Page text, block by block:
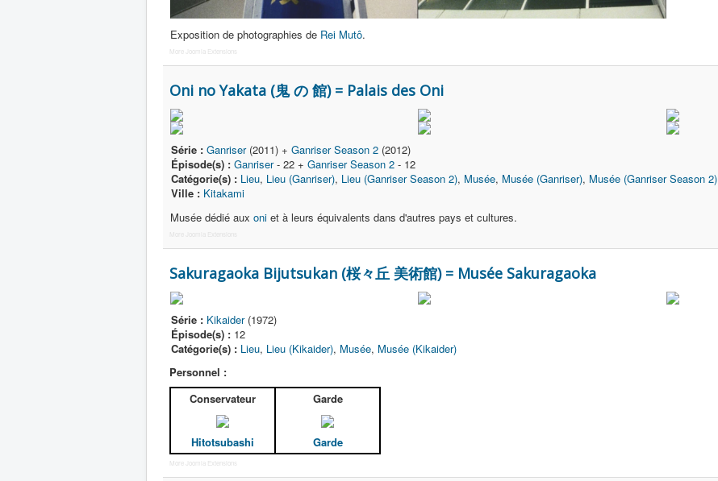
Exposition de photographies de Rei Mutô.
More Joomla Extensions
Oni no Yakata (鬼 の 館) = Palais des Oni
Série : Ganriser(2011) + Ganriser Season 2 (2012)
Épisode(s) : Ganriser- 22 + Ganriser Season 2 - 12
Catégorie(s) : Lieu, Lieu (Ganriser), Lieu (Ganriser Season 2), Musée, Musée (Ganriser), Musée (Ganriser Season 2)
Ville : Kitakami
Musée dédié aux oni et à leurs équivalents dans d'autres pays et cultures.
More Joomla Extensions
Sakuragaoka Bijutsukan (桜々丘 美術館) = Musée Sakuragaoka
Série : Kikaider(1972)
Épisode(s) : 12
Catégorie(s) : Lieu, Lieu (Kikaider), Musée, Musée (Kikaider)
Personnel :
Conservateur
Hitotsubashi
Garde
Garde
More Joomla Extensions